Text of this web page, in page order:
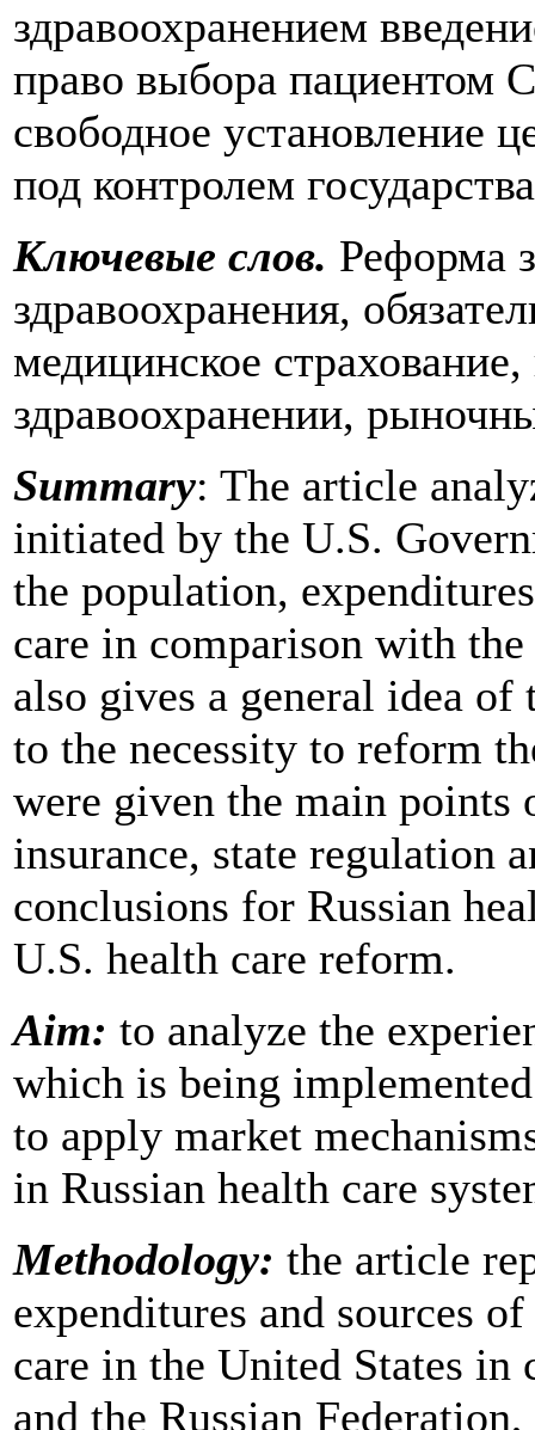
здравоохранением
право выбора пациентом
свободное установление
под контролем
Ключевые слов. Реформа
здравоохранения,
медицинское
здравоохранении,
Summary: The article
initiated by the U.S.
the population,
care in comparison with
also gives a general idea of
to the necessity to reform
were given the main points
insurance, state regulation
conclusions for Russian
U.S. health care reform.
Aim: to analyze the
which is being
to apply market
in Russian health care
Methodology: the article
expenditures and sources
care in the United States
and the Russian